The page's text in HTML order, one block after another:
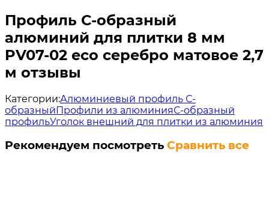
Профиль С-образный
алюминий для плитки 8 мм
PV07-02 eco серебро матовое 2,7
м отзывы
Категории:Алюминиевый профиль С-
образныйПрофили из алюминияС-образный
профильУголок внешний для плитки из алюминия
Рекомендуем посмотреть Сравнить все